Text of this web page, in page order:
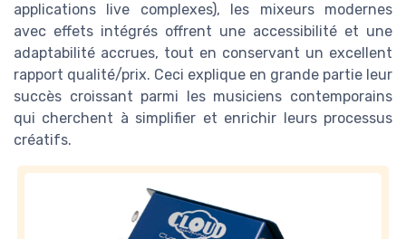
applications live complexes), les mixeurs modernes
avec effets intégrés offrent une accessibilité et une
adaptabilité accrues, tout en conservant un excellent
rapport qualité/prix. Ceci explique en grande partie leur
succès croissant parmi les musiciens contemporains
qui cherchent à simplifier et enrichir leurs processus
créatifs.